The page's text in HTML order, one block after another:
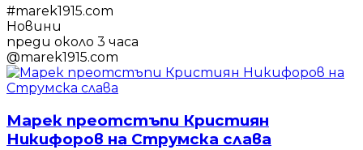
#marek1915.com
Новини
преди около 3 часа
@marek1915.com
Марек преотстъпи Кристиян
Никифоров на Струмска слава